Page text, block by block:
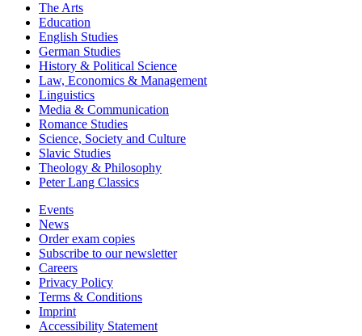
The Arts
Education
English Studies
German Studies
History & Political Science
Law, Economics & Management
Linguistics
Media & Communication
Romance Studies
Science, Society and Culture
Slavic Studies
Theology & Philosophy
Peter Lang Classics
Events
News
Order exam copies
Subscribe to our newsletter
Careers
Privacy Policy
Terms & Conditions
Imprint
Accessibility Statement